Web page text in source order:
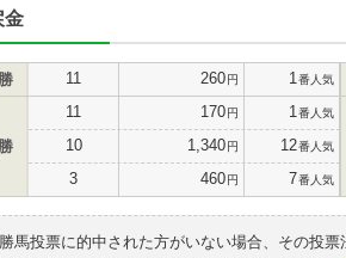
金
11 260円 1 番人気
11 170円 1 番人気
10 1,340円 12番人気
3 460円 7番人気
勝馬投票に的中された方がいない場合、その投